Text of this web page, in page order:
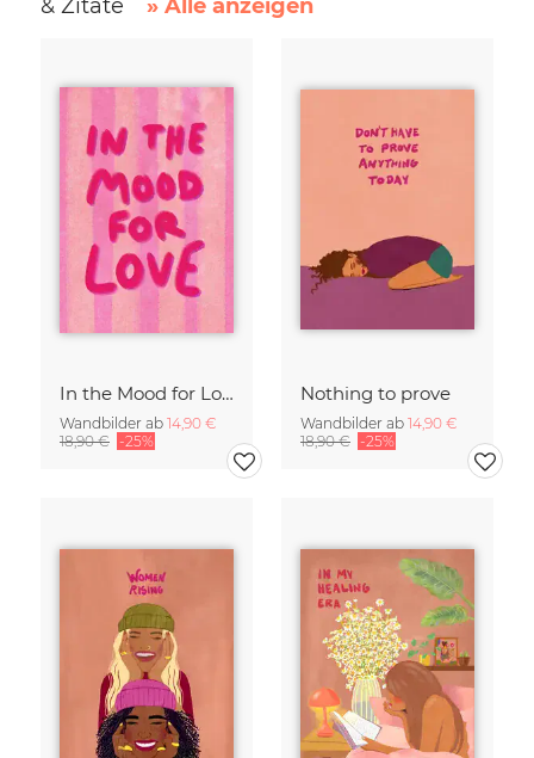
& Zitate
» Alle anzeigen
In the Mood for Love - Handlettering
Wandbilder ab 14,90 €
18,90 € -25%
Nothing to prove
Wandbilder ab 14,90 €
18,90 € -25%